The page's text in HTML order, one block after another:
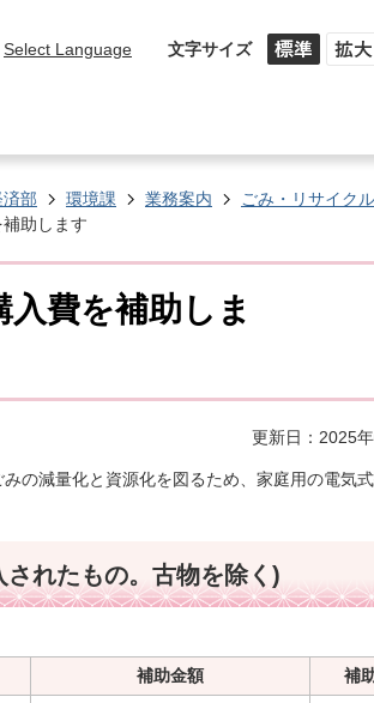
Select Language 文字サイズ
部 環境課 業務案内 ごみ・リサイクル
助します
費を補助しま
更新日：2025
の減量化と資源化を図るため、家庭用の電気
れたもの。古物を除く)
補助金額
補